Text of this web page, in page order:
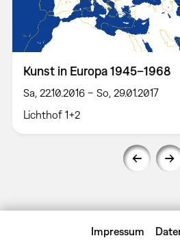
Kunst in Europa 1945–1968
Sa, 22.10.2016 – So, 29.01.2017
Lichthof 1+2
Impressum